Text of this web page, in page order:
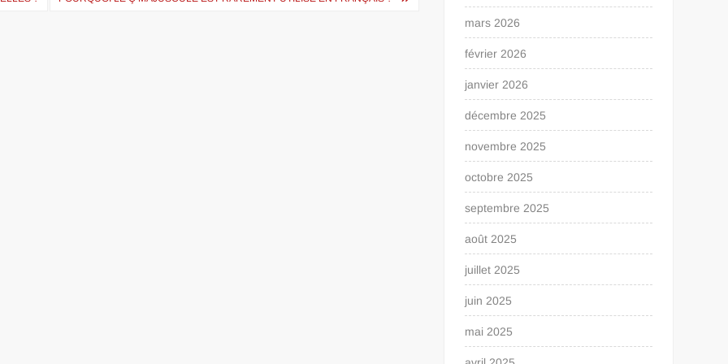
mars 2026
février 2026
janvier 2026
décembre 2025
novembre 2025
octobre 2025
septembre 2025
août 2025
juillet 2025
juin 2025
mai 2025